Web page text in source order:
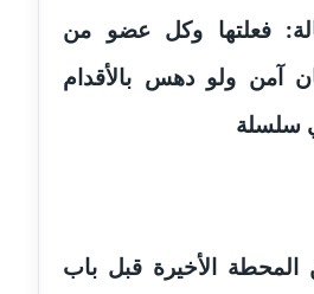
فعلتها وكل عضو من
آمن ولو دهس بالأقدام
سلسلة
الأخيرة قبل باب